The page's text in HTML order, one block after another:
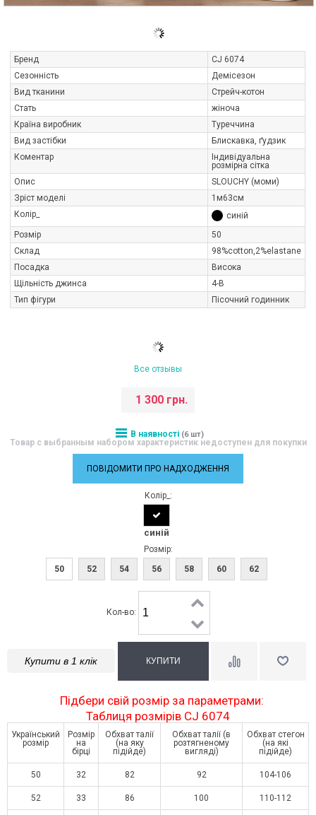
Бренд
CJ 6074
Сезонність
Демісезон
Вид тканини
Стрейч-котон
Стать
жіноча
Країна виробник
Туреччина
Вид застібки
Блискавка, ґудзик
Коментар
Індивідуальна
розмірна сітка
Опис
SLOUCHY (моми)
Зріст моделі
1м63см
Колір_
синій
Розмір
50
Склад
98%cotton,2%elastane
Посадка
Висока
Щільність джинса
4-В
Тип фігури
Пісочний годинник
Все отзывы
1 300 грн.
В наявності (6 шт)
Товар с выбранным набором характеристик недоступен для покупки
ПОВІДОМИТИ ПРО НАДХОДЖЕННЯ
Колір_:
синій
Розмір:
50
52 54 56 58 60 62
Кол-во:
Купити в 1 клік
Підбери свій розмір за параметрами:
Таблиця розмірів CJ 6074
Український
розмір
Розмір
на
бірці
Обхват талії
(на яку
підійде)
Обхват талії (в
розтягненому
вигляді)
Обхват стегон
(на які
підійде)
50 32 82 92 104-106
52 33 86 100 110-112